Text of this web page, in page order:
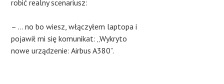
robić realny scenariusz:
– … no bo wiesz, włączyłem laptopa i
pojawił mi się komunikat: „Wykryto
nowe urządzenie: Airbus A380”.